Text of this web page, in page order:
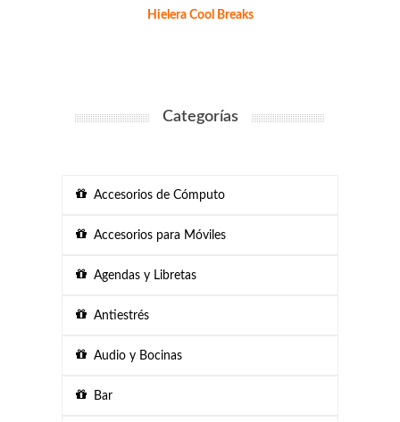
Hielera Cool Breaks
Categorías
Accesorios de Cómputo
Accesorios para Móviles
Agendas y Libretas
Antiestrés
Audio y Bocinas
Bar